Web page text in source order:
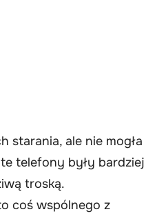
starania, ale nie mogła
telefony były bardziej
troską.
coś wspólnego z